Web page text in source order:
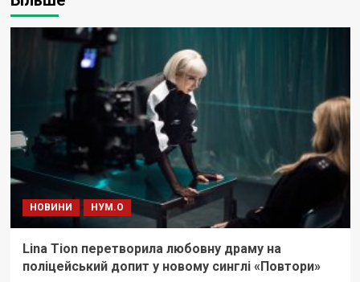
НОВИНИ НУМ.О
Lina Tion перетворила любовну драму на
поліцейський допит у новому синглі «Повтори»